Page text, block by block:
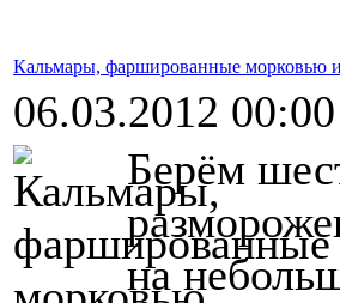
Кальмары, фаршированные морковью
06.03.2012 00:00
Берём
на